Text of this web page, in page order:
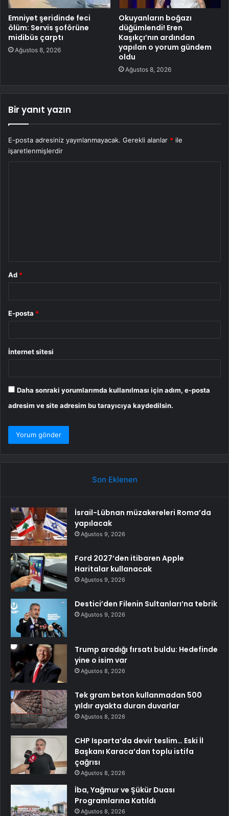
Emniyet şeridinde feci
ölüm: Servis şoförüne
midibüs çarptı
Ağustos 8, 2026
Okuyanların boğazı
düğümlendi! Eren
Kaşıkçı’nın ardından
yapılan o yorum gündem
oldu
Ağustos 8, 2026
Bir yanıt yazın
E-posta adresiniz yayınlanmayacak. Gerekli alanlar * ile
işaretlenmişlerdir
Ad *
E-posta *
İnternet sitesi
Daha sonraki yorumlarımda kullanılması için adım, e-posta
adresim ve site adresim bu tarayıcıya kaydedilsin.
Son Eklenen
İsrail-Lübnan müzakereleri Roma’da
yapılacak
Ağustos 9, 2026
Ford 2027’den itibaren Apple
Haritalar kullanacak
Ağustos 9, 2026
Destici’den Filenin Sultanları’na tebrik
Ağustos 9, 2026
Trump aradığı fırsatı buldu: Hedefinde
yine o isim var
Ağustos 8, 2026
Tek gram beton kullanmadan 500
yıldır ayakta duran duvarlar
Ağustos 8, 2026
CHP Isparta’da devir teslim… Eski İl
Başkanı Karaca’dan toplu istifa
çağrısı
Ağustos 8, 2026
İba, Yağmur ve Şükür Duası
Programlarına Katıldı
Ağustos 8, 2026